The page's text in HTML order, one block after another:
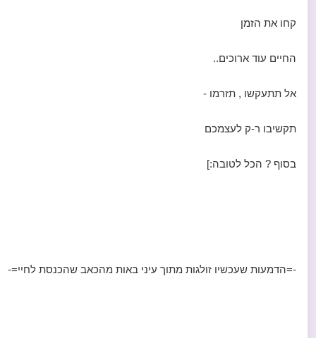
קחו את הזמן
החיים עוד ארוכים..
אל תתעקשו , תזרמו -
תקשיבו ר-ק לעצמכם
בסוף ? הכל לטובה:]
-=הדמעות שעכשיו זולגות מתוך עיני באות מהכאב שהכנסת לחיי=-